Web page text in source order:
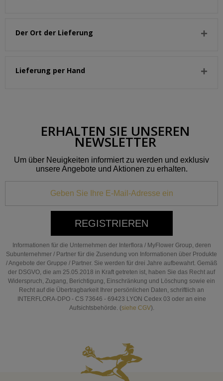
Der Ort der Lieferung
Lieferung per Hand
ERHALTEN SIE UNSEREN
NEWSLETTER
Um über Neuigkeiten informiert zu werden und exklusiv
unsere Angebote und Aktionen zu erhalten.
REGISTRIEREN
Informationen für die Unternehmen der Interflora / MyFlower Group, deren
Subunternehmer / Partner für die Zusendung von Informationen über Produkte
/ Angebote der Gruppe / Partner. Sie werden für drei Jahre aufbewahrt. Gemäß
der DSGVO, die am 25.05.2018 in Kraft getreten ist, haben Sie das Recht auf
Widerspruch, Zugang, Berichtigung, Einschränkung und Löschung sowie ein
Recht auf die Übertragbarkeit Ihrer persönlichen Daten, schriftlich an
INTERFLORA-DPO - CS 73646 - 69423 LYON Cedex 03 oder an eine
Aufsichtsbehörde. (siehe CGV).